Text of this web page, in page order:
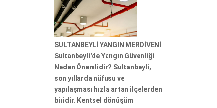
SULTANBEYLİ YANGIN MERDİVENİ
Sultanbeyli'de Yangın Güvenliği
Neden Önemlidir? Sultanbeyli,
son yıllarda nüfusu ve
yapılaşması hızla artan ilçelerden
biridir. Kentsel dönüşüm